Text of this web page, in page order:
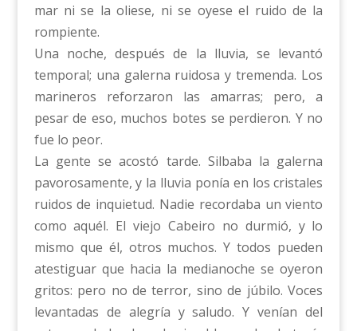
mar ni se la oliese, ni se oyese el ruido de la
rompiente.
Una noche, después de la lluvia, se levantó
temporal; una galerna ruidosa y tremenda. Los
marineros reforzaron las amarras; pero, a
pesar de eso, muchos botes se perdieron. Y no
fue lo peor.
La gente se acostó tarde. Silbaba la galerna
pavorosamente, y la lluvia ponía en los cristales
ruidos de inquietud. Nadie recordaba un viento
como aquél. El viejo Cabeiro no durmió, y lo
mismo que él, otros muchos. Y todos pueden
atestiguar que hacia la medianoche se oyeron
gritos: pero no de terror, sino de júbilo. Voces
levantadas de alegría y saludo. Y venían del